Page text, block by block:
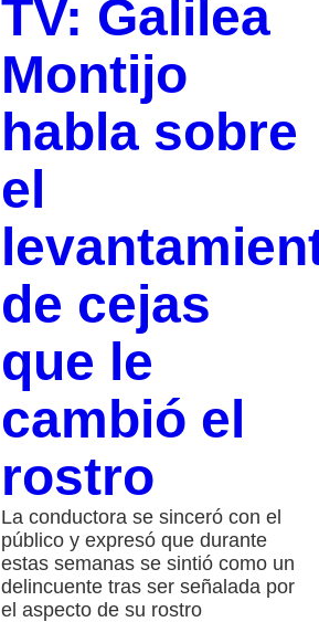
TV: Galilea
Montijo
habla sobre
el
de cejas
que le
cambió el
rostro
La conductora se sinceró con el
público y expresó que durante
estas semanas se sintió como un
delincuente tras ser señalada por
el aspecto de su rostro